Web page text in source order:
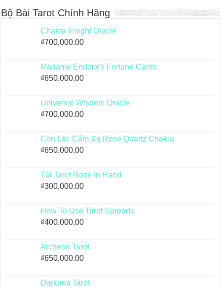
Bộ Bài Tarot Chính Hãng
Chakra Insight Oracle
₫700,000.00
Madame Endora’s Fortune Cards
₫650,000.00
Universal Wisdom Oracle
₫700,000.00
Con Lắc Cảm Xạ Rose Quartz Chakra
₫650,000.00
Túi Tarot Rose In Hand
₫300,000.00
How To Use Tarot Spreads
₫400,000.00
Archeon Tarot
₫650,000.00
Darkana Tarot